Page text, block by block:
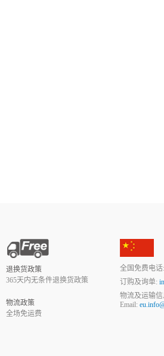
退换货政策
365天内无条件退换货政策
物流政策
全场免运费
全国免费电
订购及询单:
物流及运输信
Email: